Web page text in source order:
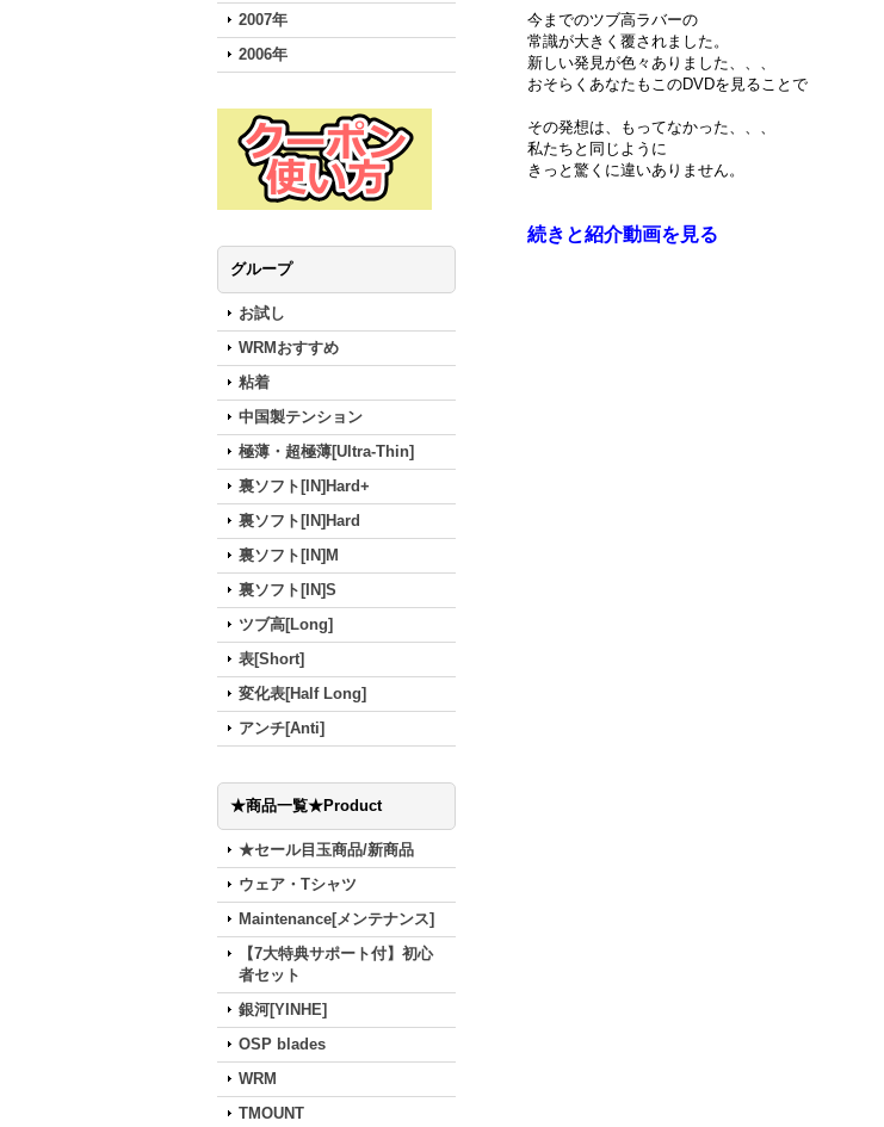
2007年
2006年
グループ
お試し
WRMおすすめ
粘着
中国製テンション
極薄・超極薄[Ultra-Thin]
裏ソフト[IN]Hard+
裏ソフト[IN]Hard
裏ソフト[IN]M
裏ソフト[IN]S
ツブ高[Long]
表[Short]
変化表[Half Long]
アンチ[Anti]
★商品一覧★Product
★セール目玉商品/新商品
ウェア・Tシャツ
Maintenance[メンテナンス]
【7大特典サポート付】初心
者セット
銀河[YINHE]
OSP blades
WRM
TMOUNT
今までのツブ高ラバーの
常識が大きく覆されました。
新しい発見が色々ありました、、、
おそらくあなたもこのDVDを見ることで
その発想は、もってなかった、、、
私たちと同じように
きっと驚くに違いありません。
続きと紹介動画を見る